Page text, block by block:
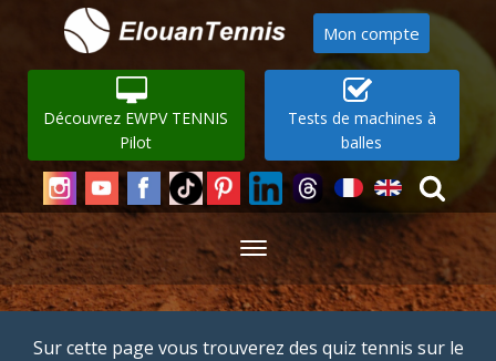
Mon compte
Découvrez EWPV TENNIS
Pilot
Tests de machines à
balles
Sur cette page vous trouverez des quiz tennis sur le